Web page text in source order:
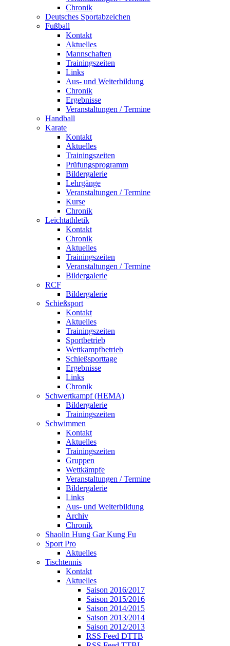
Chronik
Deutsches Sportabzeichen
Fußball
Kontakt
Aktuelles
Mannschaften
Trainingszeiten
Links
Aus- und Weiterbildung
Chronik
Ergebnisse
Veranstaltungen / Termine
Handball
Karate
Kontakt
Aktuelles
Trainingszeiten
Prüfungsprogramm
Bildergalerie
Lehrgänge
Veranstaltungen / Termine
Kurse
Chronik
Leichtathletik
Kontakt
Chronik
Aktuelles
Trainingszeiten
Veranstaltungen / Termine
Bildergalerie
RCF
Bildergalerie
Schießsport
Kontakt
Aktuelles
Trainingszeiten
Sportbetrieb
Wettkampfbetrieb
Schießsporttage
Ergebnisse
Links
Chronik
Schwertkampf (HEMA)
Bildergalerie
Trainingszeiten
Schwimmen
Kontakt
Aktuelles
Trainingszeiten
Gruppen
Wettkämpfe
Veranstaltungen / Termine
Bildergalerie
Links
Aus- und Weiterbildung
Archiv
Chronik
Shaolin Hung Gar Kung Fu
Sport Pro
Aktuelles
Tischtennis
Kontakt
Aktuelles
Saison 2016/2017
Saison 2015/2016
Saison 2014/2015
Saison 2013/2014
Saison 2012/2013
RSS Feed DTTB